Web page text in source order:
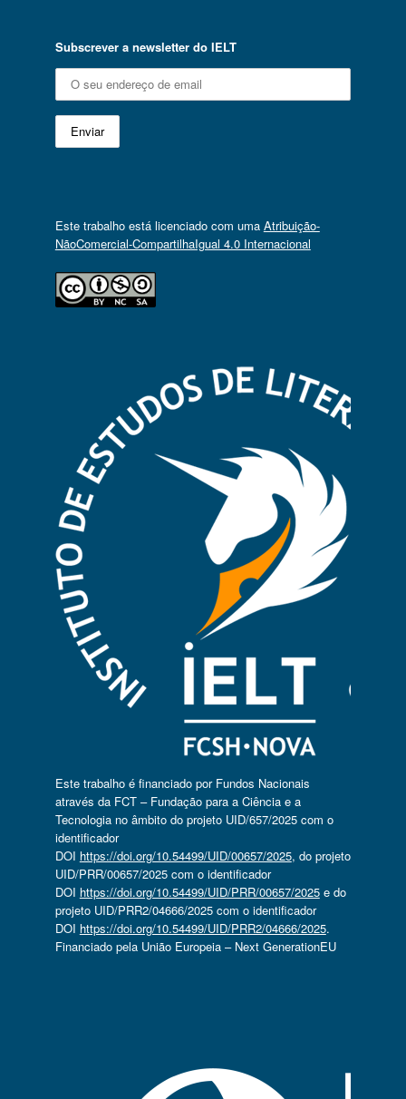
Subscrever a newsletter do IELT
Este trabalho está licenciado com uma Atribuição-
NãoComercial-CompartilhaIgual 4.0 Internacional
Este trabalho é financiado por Fundos Nacionais
através da FCT – Fundação para a Ciência e a
Tecnologia no âmbito do projeto UID/657/2025 com o
identificador
DOI https://doi.org/10.54499/UID/00657/2025, do projeto
UID/PRR/00657/2025 com o identificador
DOI https://doi.org/10.54499/UID/PRR/00657/2025e do
projeto UID/PRR2/04666/2025 com o identificador
DOI https://doi.org/10.54499/UID/PRR2/04666/2025.
Financiado pela União Europeia – Next GenerationEU